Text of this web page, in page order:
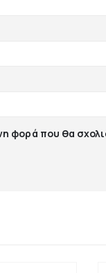
φορά που θα